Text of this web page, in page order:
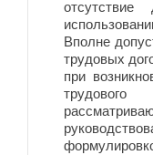
отсутствие
Вполне
трудовых
при